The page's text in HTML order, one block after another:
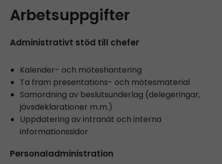
Arbetsuppgifter
Administrativt stöd till chefer
Kalender- och möteshantering
Ta fram presentations- och mötesmaterial
Samordning av beslutsunderlag (delegeringar,
jävsdeklarationer m.m.)
Uppdatering av intranät och interna
informationssidor
Personaladministration